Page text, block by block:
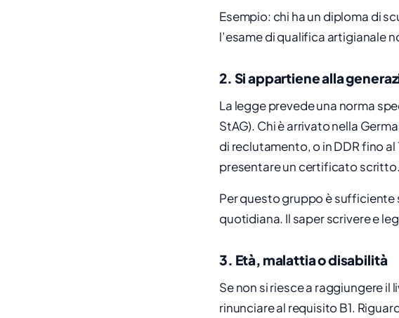
Esempio: chi ha un diploma di
l’esame di qualifica artigianale
2. Si appartiene alla
La legge prevede una norma
StAG). Chi è arrivato nella
di reclutamento, o in DDR fino
presentare un certificato
Per questo gruppo è
quotidiana. Il saper scrivere e
3. Età, malattia o disabilità
Se non si riesce a raggiungere
rinunciare al requisito B1.